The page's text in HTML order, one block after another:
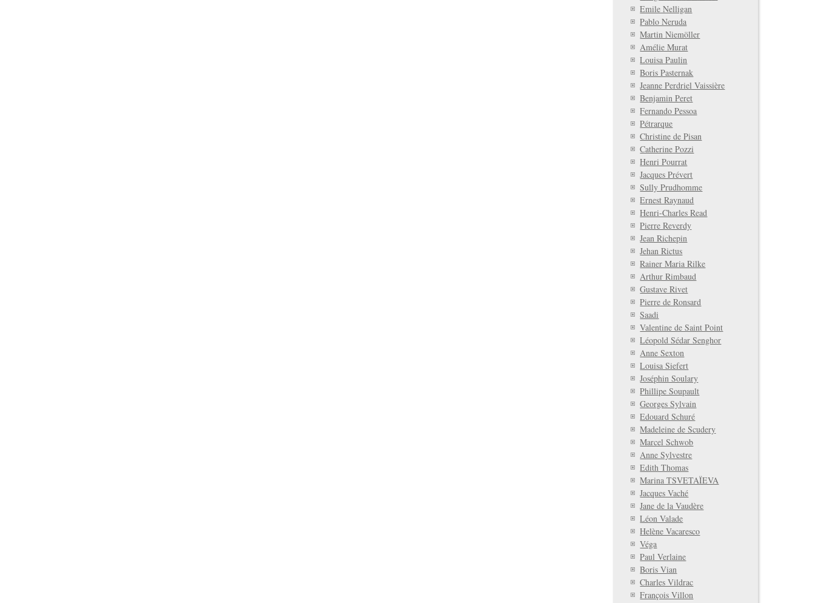
Emile Nelligan
Pablo Neruda
Martin Niemöller
Amélie Murat
Louisa Paulin
Boris Pasternak
Jeanne Perdriel Vaissière
Benjamin Peret
Fernando Pessoa
Pétrarque
Christine de Pisan
Catherine Pozzi
Henri Pourrat
Jacques Prévert
Sully Prudhomme
Ernest Raynaud
Henri-Charles Read
Pierre Reverdy
Jean Richepin
Jehan Rictus
Rainer Maria Rilke
Arthur Rimbaud
Gustave Rivet
Pierre de Ronsard
Saadi
Valentine de Saint Point
Léopold Sédar Senghor
Anne Sexton
Louisa Siefert
Joséphin Soulary
Phillipe Soupault
Georges Sylvain
Edouard Schuré
Madeleine de Scudery
Marcel Schwob
Anne Sylvestre
Edith Thomas
Marina TSVETAÏEVA
Jacques Vaché
Jane de la Vaudère
Léon Valade
Helène Vacaresco
Véga
Paul Verlaine
Boris Vian
Charles Vildrac
François Villon